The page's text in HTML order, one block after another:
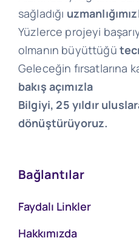
sağladığı
Yüzlerce projeyi
olmanın büyüttüğü
Geleceğin fırsatlarına
bakış açımızla
Bilgiyi, 25 yıldır
dönüştürüyoruz.
Bağlantılar
Faydalı Linkler
Hakkımızda